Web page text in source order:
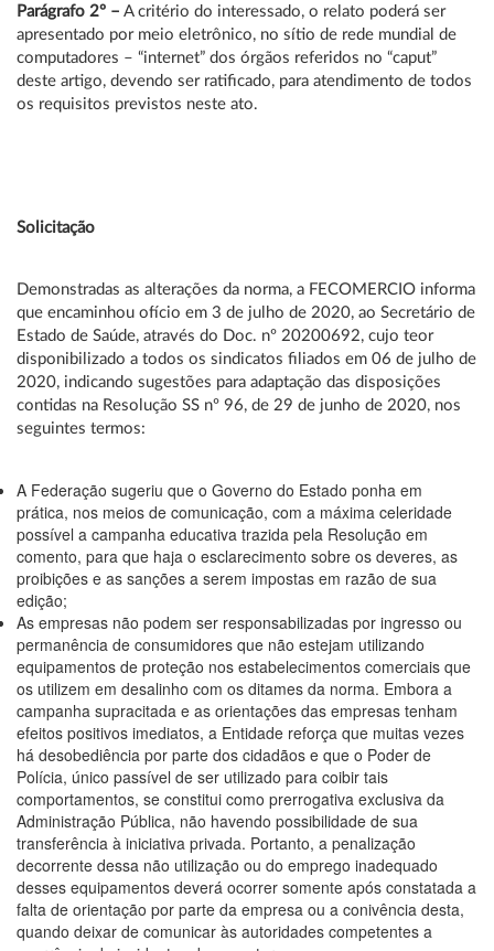
Parágrafo 2º – A critério do interessado, o relato poderá ser
apresentado por meio eletrônico, no sítio de rede mundial de
computadores – “internet” dos órgãos referidos no “caput”
deste artigo, devendo ser ratificado, para atendimento de todos
os requisitos previstos neste ato.
Solicitação
Demonstradas as alterações da norma, a FECOMERCIO informa
que encaminhou ofício em 3 de julho de 2020, ao Secretário de
Estado de Saúde, através do Doc. nº 20200692, cujo teor
disponibilizado a todos os sindicatos filiados em 06 de julho de
2020, indicando sugestões para adaptação das disposições
contidas na Resolução SS nº 96, de 29 de junho de 2020, nos
seguintes termos:
A Federação sugeriu que o Governo do Estado ponha em
prática, nos meios de comunicação, com a máxima celeridade
possível a campanha educativa trazida pela Resolução em
comento, para que haja o esclarecimento sobre os deveres, as
proibições e as sanções a serem impostas em razão de sua
edição;
As empresas não podem ser responsabilizadas por ingresso ou
permanência de consumidores que não estejam utilizando
equipamentos de proteção nos estabelecimentos comerciais que
os utilizem em desalinho com os ditames da norma. Embora a
campanha supracitada e as orientações das empresas tenham
efeitos positivos imediatos, a Entidade reforça que muitas vezes
há desobediência por parte dos cidadãos e que o Poder de
Polícia, único passível de ser utilizado para coibir tais
comportamentos, se constitui como prerrogativa exclusiva da
Administração Pública, não havendo possibilidade de sua
transferência à iniciativa privada. Portanto, a penalização
decorrente dessa não utilização ou do emprego inadequado
desses equipamentos deverá ocorrer somente após constatada a
falta de orientação por parte da empresa ou a conivência desta,
quando deixar de comunicar às autoridades competentes a